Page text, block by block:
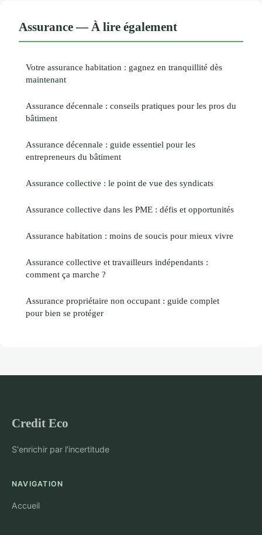
Assurance — À lire également
Votre assurance habitation : gagnez en tranquillité dès
maintenant
Assurance décennale : conseils pratiques pour les pros du
bâtiment
Assurance décennale : guide essentiel pour les
entrepreneurs du bâtiment
Assurance collective : le point de vue des syndicats
Assurance collective dans les PME : défis et opportunités
Assurance habitation : moins de soucis pour mieux vivre
Assurance collective et travailleurs indépendants :
comment ça marche ?
Assurance propriétaire non occupant : guide complet
pour bien se protéger
Credit Eco
S'enrichir par l'incertitude
NAVIGATION
Accueil